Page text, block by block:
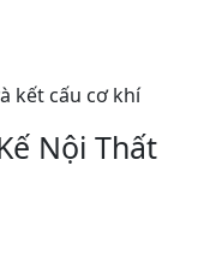
kết cấu cơ khí
Nội Thất